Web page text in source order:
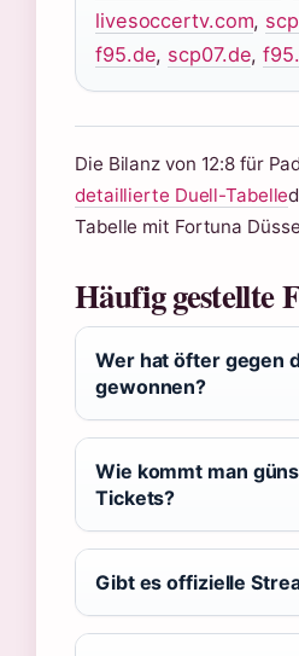
livesoccertv.com,
f95.de, scp07.de,
Die Bilanz von 12:8 für
detaillierte Duell-Tabelle
Tabelle mit Fortuna
Häufig gestellte
Wer hat öfter gegen
gewonnen?
Wie kommt man
Tickets?
Gibt es offizielle